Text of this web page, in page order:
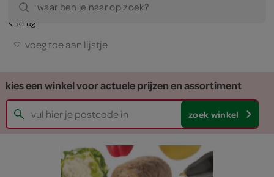
waar ben je naar op zoek?
terug
voeg toe aan lijstje
kies een winkel voor actuele prijzen en assortiment
zoek winkel